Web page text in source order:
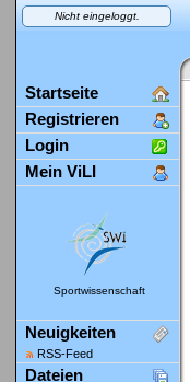
Nicht eingeloggt.
Startseite
Registrieren
Login
Mein ViLI
Sportwissenschaft
Neuigkeiten
RSS-Feed
Dateien